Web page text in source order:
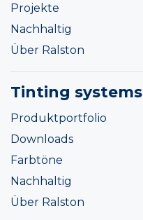
Projekte
Nachhaltig
Über Ralston
Tinting systems
Produktportfolio
Downloads
Farbtöne
Nachhaltig
Über Ralston